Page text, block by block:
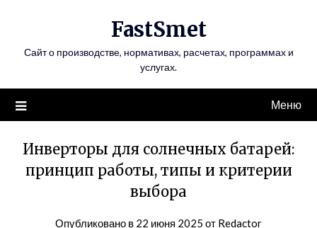
FastSmet
Сайт о производстве, нормативах, расчетах, программах и
услугах.
Меню
Инверторы для солнечных батарей:
принцип работы, типы и критерии
выбора
Опубликовано в 22 июня 2025 от Redactor